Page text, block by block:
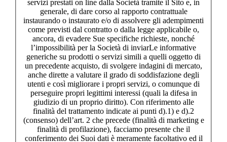
servizi prestati on line dalla Società tramite il Sito e, in
generale, di dare corso al rapporto contrattuale
instaurando o instaurato e/o di assolvere gli adempimenti
come previsti dal contratto o dalla legge applicabile o,
ancora, di evadere Sue specifiche richieste, nonché
l’impossibilità per la Società di inviarLe informative
generiche su prodotti o servizi simili a quelli oggetto di
un precedente acquisto, di svolgere indagini di mercato,
anche dirette a valutare il grado di soddisfazione degli
utenti e così migliorare i propri servizi, o comunque di
perseguire propri legittimi interessi (quali la difesa in
giudizio di un proprio diritto). Con riferimento alle
finalità del trattamento indicate ai punti d).1) e d).2
(consenso) dell’art. 2 che precede (finalità di marketing e
finalità di profilazione), facciamo presente che il
conferimento dei Suoi dati è meramente facoltativo ed il